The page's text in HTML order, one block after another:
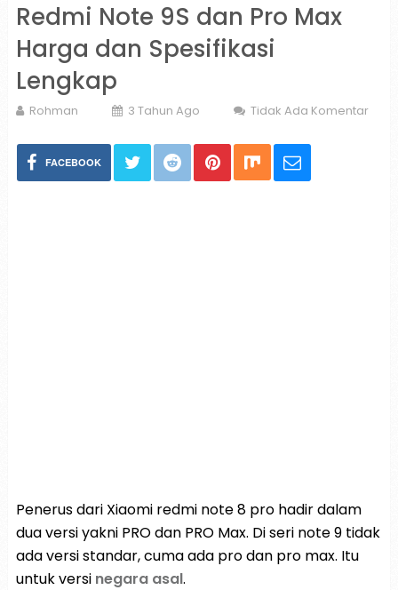
Redmi Note 9S dan Pro Max
Harga dan Spesifikasi
Lengkap
Rohman 3 Tahun Ago Tidak Ada Komentar
FACEBOOK
Penerus dari Xiaomi redmi note 8 pro hadir dalam
dua versi yakni PRO dan PRO Max. Di seri note 9 tidak
ada versi standar, cuma ada pro dan pro max. Itu
untuk versi negara asal.